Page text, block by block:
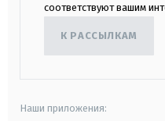
соответствуют вашим
К РАССЫЛКАМ
Наши приложения: